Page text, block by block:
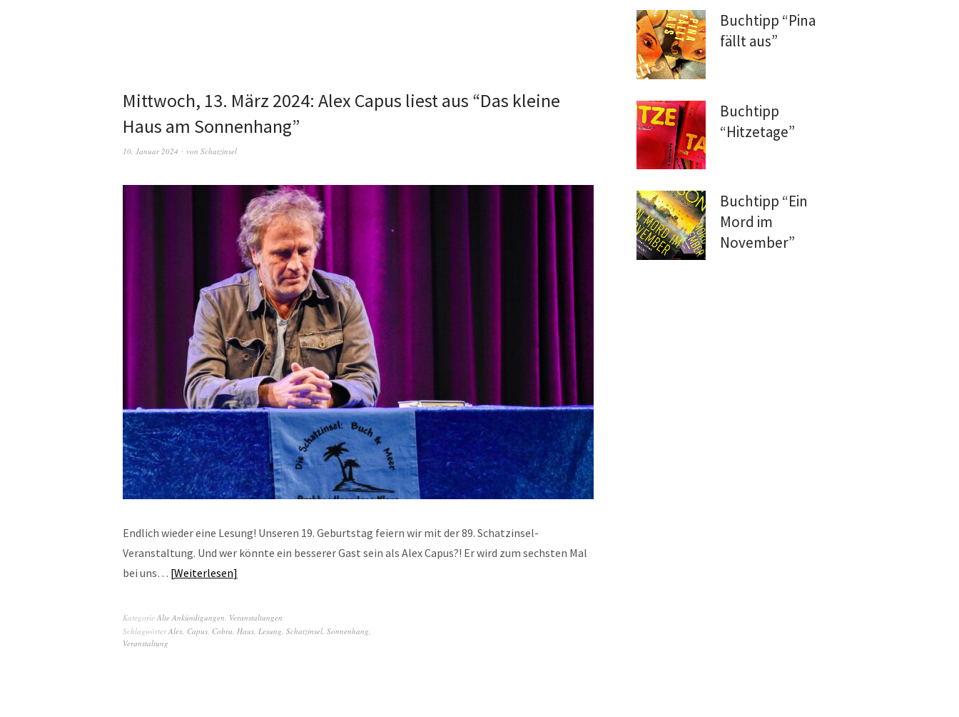
Mittwoch, 13. März 2024: Alex Capus liest aus “Das kleine
Haus am Sonnenhang”
10. Januar 2024 von Schatzinsel
Endlich wieder eine Lesung! Unseren 19. Geburtstag feiern wir mit der 89. Schatzinsel-
Veranstaltung. Und wer könnte ein besserer Gast sein als Alex Capus?! Er wird zum sechsten Mal
bei uns… Weiterlesen
Kategorie Alte Ankündigungen, Veranstaltungen
SchlagwörterAlex, Capus, Cobra, Haus, Lesung, Schatzinsel, Sonnenhang,
Veranstaltung
Buchtipp “Pina
fällt aus”
Buchtipp
“Hitzetage”
Buchtipp “Ein
Mord im
November”